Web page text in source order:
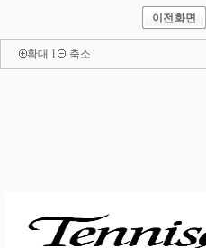
이전화면
확대 l 축소